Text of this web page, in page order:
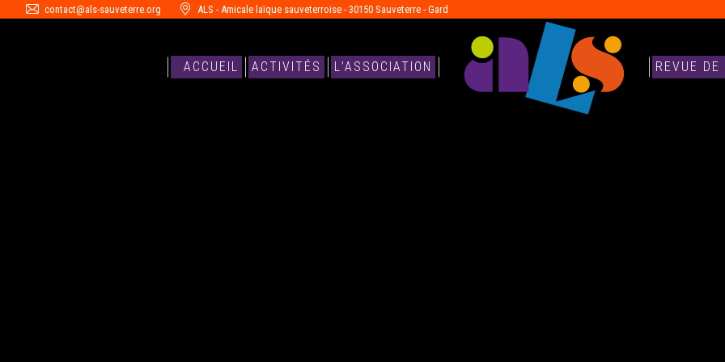
contact@als-sauveterre.org ALS - Amicale laïque sauveterroise - 30150 Sauveterre - Gard
ACCUEIL ACTIVITÉS L’ASSOCIATION REVUE DE